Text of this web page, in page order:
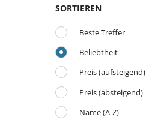
SORTIEREN
Beste Treffer
Beliebtheit
Preis (aufsteigend)
Preis (absteigend)
Name (A-Z)